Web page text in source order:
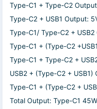
Type-C1 + Type-C2
Type-C2 + USB1 Output:
Type-C1/ Type-C2 +
Type-C1 + (Type-C2
Type-C1 + Type-C2 +
USB2 + (Type-C2 +
Type-C1 + (Type-C2 +
Total Output: Type-C1